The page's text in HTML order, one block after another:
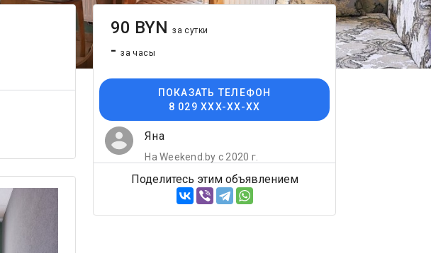
90 BYNза сутки
-за часы
ПОКАЗАТЬ ТЕЛЕФОН
8 029 XXX-XX-XX
Яна
На Weekend.by с 2020 г.
Поделитесь этим объявлением